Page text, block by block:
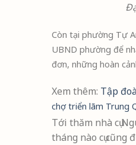
Còn tại phường Tự
UBND phường để
đơn, những hoàn
Xem thêm: Tập
chợ triển lãm Trung
Tới thăm nhà cụ
tháng nào cụ